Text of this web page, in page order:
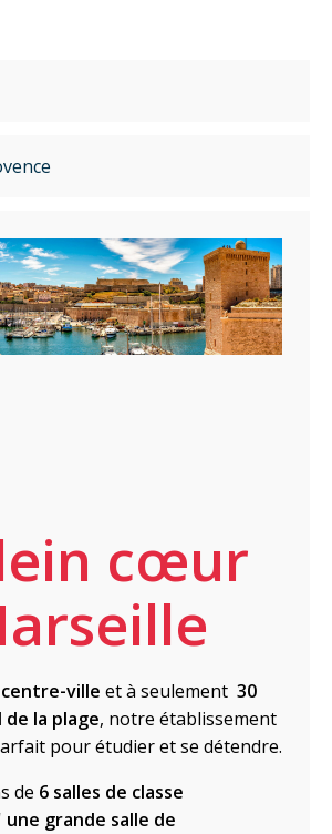
cœur
ville et à seulement 30
la plage, notre établissement
pour étudier et se détendre.
de 6 salles de classe
une grande salle de